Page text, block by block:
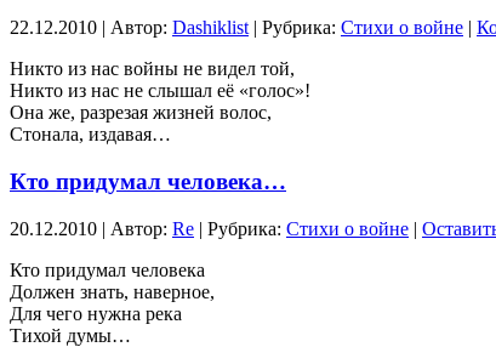
22.12.2010 | Автор: Dashiklist | Рубрика: Стихи о войне |
Никто из нас войны не видел той,
Никто из нас не слышал её «голос»!
Она же, разрезая жизней волос,
Стонала, издавая…
Кто придумал человека…
20.12.2010 | Автор: Re | Рубрика: Стихи о войне |
Кто придумал человека
Должен знать, наверное,
Для чего нужна река
Тихой думы…